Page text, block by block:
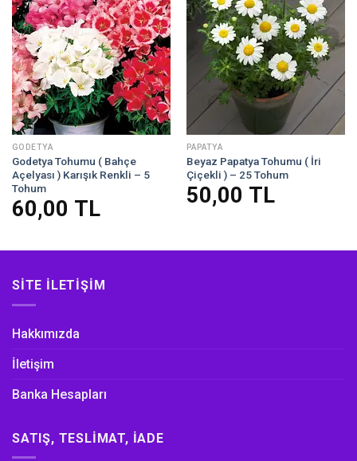
GODETYA
Godetya Tohumu ( Bahçe
Açelyası ) Karışık Renkli – 5
Tohum
60,00 TL
PAPATYA
Beyaz Papatya Tohumu ( İri
Çiçekli ) – 25 Tohum
50,00 TL
SITE İLETIŞIM
Hakkımızda
İletişim
Banka Hesapları
SATIŞ, TESLIMAT, İADE